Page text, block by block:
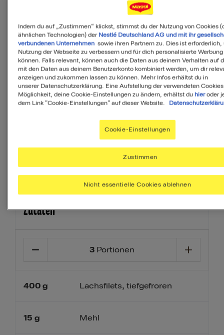
Ist diese Mahlzeit
ausgewogen?
MyMenuIQ hilft Dir, deinen Körper mit
allen Nährstoffen zu versorgen, die Du
täglich brauchst.
Ihr Menü erstellen
Dessert Vorspeise
Zutaten
3 Portionen
400 g
15 g
Lachsfilets, tiefgefroren
Mehl
Indem du auf „Zustimmen“ klickst, stimmst du der Nutzung von Cookies
ähnlichen Technologien) der Nestlé Deutschland AG und mit ihr
verbundenen Unternehmen sowie ihren Partnern zu. Dies ist erforderlich,
Nutzung der Webseite zu verbessern und für dich personalisierte
können. Falls relevant, können auch die Daten aus deinem Verhalten auf
mit den Daten aus deinem Benutzerkonto kombiniert werden, um dir
anzeigen und zukommen lassen zu können. Mehr Infos erhältst du in
unserer Datenschutzerklärung. Eine Aufstellung der verwendeten
Möglichkeit, deine Cookie-Einstellungen zu ändern, erhältst du hieroder
dem Link "Cookie-Einstellungen" auf dieser Website.
Cookie-Einstellungen
Nicht essentielle Cookies ablehnen
Zustimmen